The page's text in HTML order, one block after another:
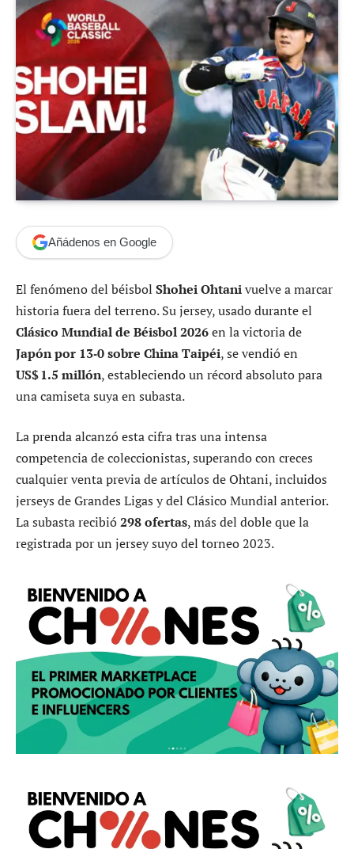
Añádenos en Google
El fenómeno del béisbol Shohei Ohtanivuelve a marcar
historia fuera del terreno. Su jersey, usado durante el
Clásico Mundial de Béisbol 2026en la victoria de
Japón por 13‑0 sobre China Taipéi, se vendió en
US$ 1.5 millón, estableciendo un récord absoluto para
una camiseta suya en subasta.
La prenda alcanzó esta cifra tras una intensa
competencia de coleccionistas, superando con creces
cualquier venta previa de artículos de Ohtani, incluidos
jerseys de Grandes Ligas y del Clásico Mundial anterior.
La subasta recibió298 ofertas, más del doble que la
registrada por un jersey suyo del torneo 2023.